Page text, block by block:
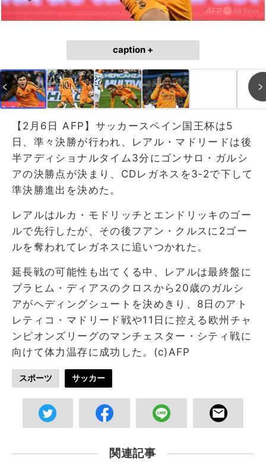
caption +
【2月6日 AFP】サッカースペイン国王杯は5
日、準々決勝が行われ、レアル・マドリードは後
半アディショナルタイム3分にゴンサロ・ガルシ
アの決勝点が決まり、CDレガネスを3‐2で下して
準決勝進出を決めた。
レアルはルカ・モドリッチとエンドリッキのゴー
ルで先行したが、その後フアン・クルスに2ゴー
ルを奪われてレガネスに追いつかれた。
延長戦の可能性も出てくる中、レアルは最終盤に
ブラヒム・ディアスのクロスから20歳のガルシ
アがヘディングシュートを決めきり、8日のアト
レティコ・マドリード戦や11日に控える欧州チャ
ンピオンズリーグのマンチェスター・シティ戦に
向けて体力温存に成功した。(c)AFP
スポーツ サッカー
関連記事